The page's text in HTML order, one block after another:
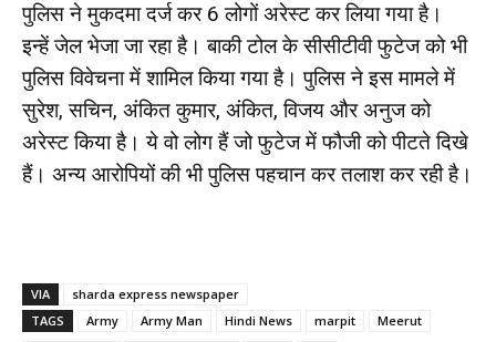
पुलिस ने मुकदमा दर्ज कर 6 लोगों अरेस्ट कर लिया गया है।
इन्हें जेल भेजा जा रहा है। बाकी टोल के सीसीटीवी फुटेज को भी
पुलिस विवेचना में शामिल किया गया है। पुलिस ने इस मामले में
सुरेश, सचिन, अंकित कुमार, अंकित, विजय और अनुज को
अरेस्ट किया है। ये वो लोग हैं जो फुटेज में फौजी को पीटते दिखे
हैं। अन्य आरोपियों की भी पुलिस पहचान कर तलाश कर रही है।
VIA
sharda express newspaper
TAGS
Army Army Man Hindi News marpit
Meerut